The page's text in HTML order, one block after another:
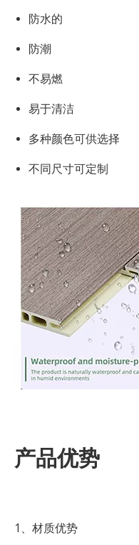
防水的
防潮
不易燃
易于清洁
多种颜色可供选择
不同尺寸可定制
产品优势
1、材质优势